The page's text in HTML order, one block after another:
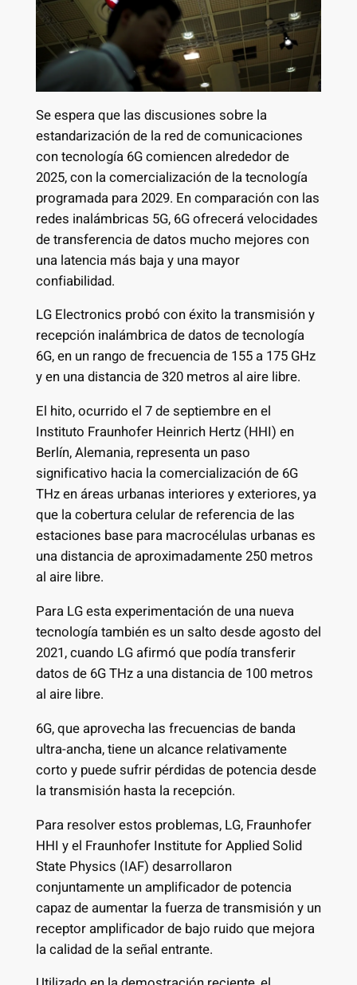
Se espera que las discusiones sobre la
estandarización de la red de comunicaciones
con tecnología 6G comiencen alrededor de
2025, con la comercialización de la tecnología
programada para 2029. En comparación con las
redes inalámbricas 5G, 6G ofrecerá velocidades
de transferencia de datos mucho mejores con
una latencia más baja y una mayor
confiabilidad.
LG Electronics probó con éxito la transmisión y
recepción inalámbrica de datos de tecnología
6G, en un rango de frecuencia de 155 a 175 GHz
y en una distancia de 320 metros al aire libre.
El hito, ocurrido el 7 de septiembre en el
Instituto Fraunhofer Heinrich Hertz (HHI) en
Berlín, Alemania, representa un paso
significativo hacia la comercialización de 6G
THz en áreas urbanas interiores y exteriores, ya
que la cobertura celular de referencia de las
estaciones base para macrocélulas urbanas es
una distancia de aproximadamente 250 metros
al aire libre.
Para LG esta experimentación de una nueva
tecnología también es un salto desde agosto del
2021, cuando LG afirmó que podía transferir
datos de 6G THz a una distancia de 100 metros
al aire libre.
6G, que aprovecha las frecuencias de banda
ultra-ancha, tiene un alcance relativamente
corto y puede sufrir pérdidas de potencia desde
la transmisión hasta la recepción.
Para resolver estos problemas, LG, Fraunhofer
HHI y el Fraunhofer Institute for Applied Solid
State Physics (IAF) desarrollaron
conjuntamente un amplificador de potencia
capaz de aumentar la fuerza de transmisión y un
receptor amplificador de bajo ruido que mejora
la calidad de la señal entrante.